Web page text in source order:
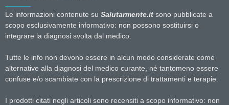
Le informazioni contenute su Salutarmente.it sono pubblicate a
scopo esclusivamente informativo: non possono sostituirsi o
integrare la diagnosi svolta dal medico.
Tutte le info non devono essere in alcun modo considerate come
alternative alla diagnosi del medico curante, né tantomeno essere
confuse e/o scambiate con la prescrizione di trattamenti e terapie.
I prodotti citati negli articoli sono recensiti a scopo informativo: non